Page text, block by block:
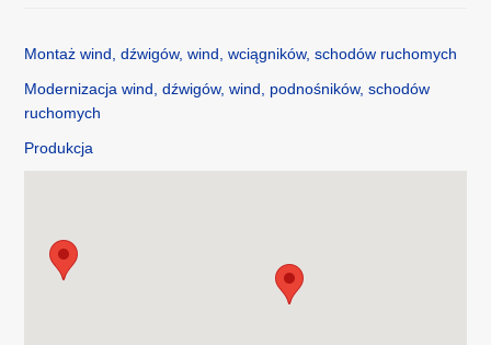
Montaż wind, dźwigów, wind, wciągników, schodów ruchomych
Modernizacja wind, dźwigów, wind, podnośników, schodów
ruchomych
Produkcja